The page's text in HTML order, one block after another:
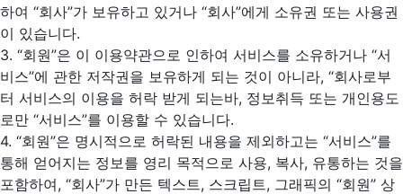
하여 “회사”가 보유하고 있거나 “회사”에게 소유권 또는 사용권
이 있습니다.
3. “회원”은 이 이용약관으로 인하여 서비스를 소유하거나 “서
비스”에 관한 저작권을 보유하게 되는 것이 아니라, “회사로부
터 서비스의 이용을 허락 받게 되는바, 정보취득 또는 개인용도
로만 “서비스”를 이용할 수 있습니다.
4. “회원”은 명시적으로 허락된 내용을 제외하고는 “서비스”를
통해 얻어지는 정보를 영리 목적으로 사용, 복사, 유통하는 것을
포함하여, “회사”가 만든 텍스트, 스크립트, 그래픽의 “회원” 상